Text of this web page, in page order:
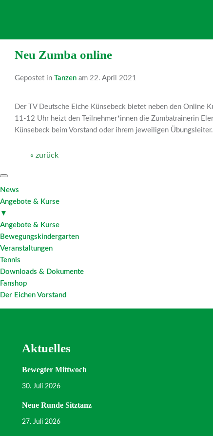
Neu Zumba online
Gepostet in Tanzen am 22. April 2021
Der TV Deutsche Eiche Künsebeck bietet neben den Online
11-12 Uhr heizt den Teilnehmer*innen die Zumbatrainerin
Künsebeck beim Vorstand oder ihrem jeweiligen
« zurück
News
Angebote & Kurse
▼
Angebote & Kurse
Bewegungskindergarten
Veranstaltungen
Tennis
Downloads & Dokumente
Fanshop
Der Eichen Vorstand
Aktuelles
Bewegter Mittwoch
30. Juli 2026
Neue Runde Sitztanz
27. Juli 2026